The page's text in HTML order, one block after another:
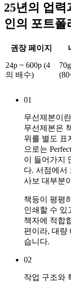
25년의 업
인의 포트폴
권장 페이지
24p ~ 600p (4
의 배수)
01
무선제본이
무선제본은
위를 별도 표
으로는
이 들어가지
다. 서점에서
사보 대부분
책등이 평평
인쇄할 수 있
책자에 적합
편이라, 대량
습니다.
02
작업 구조와